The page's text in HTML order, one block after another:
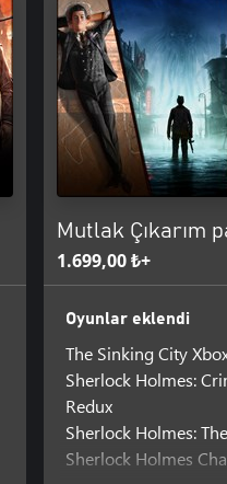
Mutlak Çıkarım
1.699,00 ₺+
Oyunlar eklendi
The Sinking City
Sherlock Holmes:
Redux
Sherlock Holmes:
Sherlock Holmes